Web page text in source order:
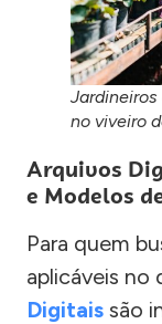
no viveiro
Arquivos
e Modelos
Para quem
aplicáveis no
Digitais são